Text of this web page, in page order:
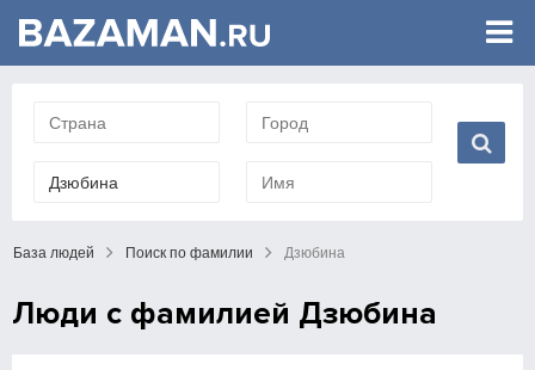
База людей Поиск по фамилии Дзюбина
Люди с фамилией Дзюбина